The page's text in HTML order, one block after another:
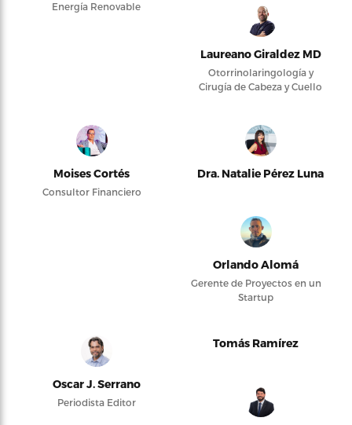
Energía Renovable
Laureano Giraldez MD
Otorrinolaringología y
Cirugía de Cabeza y Cuello
Moises Cortés
Consultor Financiero
Dra. Natalie Pérez Luna
Orlando Alomá
Gerente de Proyectos en un
Startup
Oscar J. Serrano
Periodista Editor
Tomás Ramírez